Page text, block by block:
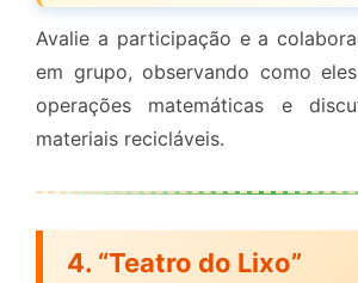
Avalie a participação e a
em grupo, observando como
operações matemáticas e
materiais recicláveis.
4. “Teatro do Lixo”